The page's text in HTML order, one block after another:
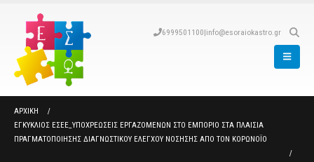
6999501100|info@esoraiokastro.gr
ΑΡΧΙΚΉ
ΕΓΚΎΚΛΙΟΣ ΕΣΕΕ_ΥΠΟΧΡΕΏΣΕΙΣ ΕΡΓΑΖΟΜΈΝΩΝ ΣΤΟ ΕΜΠΌΡΙΟ ΣΤΑ ΠΛΑΊΣΙΑ
ΠΡΑΓΜΑΤΟΠΟΊΗΣΗΣ ΔΙΑΓΝΩΣΤΙΚΟΎ ΕΛΈΓΧΟΥ ΝΌΣΗΣΗΣ ΑΠΌ ΤΟΝ ΚΟΡΩΝΟΪΌ